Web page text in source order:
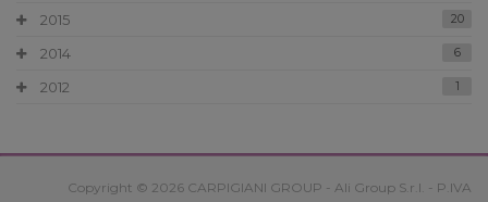
2015 20
2014 6
2012 1
Copyright © 2026 CARPIGIANI GROUP - Ali Group S.r.l. - P.IVA